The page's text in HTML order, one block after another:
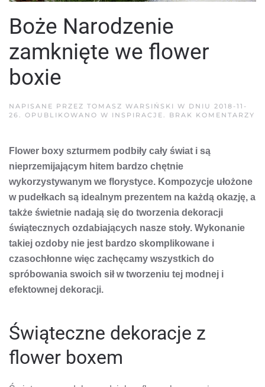
Boże Narodzenie
zamknięte we flower
boxie
NAPISANE PRZEZ TOMASZ WARSIŃSKI W DNIU 2018-11-
26. OPUBLIKOWANO W INSPIRACJE. BRAK KOMENTARZY
Flower boxy szturmem podbiły cały świat i są
nieprzemijającym hitem bardzo chętnie
wykorzystywanym we florystyce. Kompozycje ułożone
w pudełkach są idealnym prezentem na każdą okazję, a
także świetnie nadają się do tworzenia dekoracji
świątecznych ozdabiających nasze stoły. Wykonanie
takiej ozdoby nie jest bardzo skomplikowane i
czasochłonne więc zachęcamy wszystkich do
spróbowania swoich sił w tworzeniu tej modnej i
efektownej dekoracji.
Świąteczne dekoracje z
flower boxem